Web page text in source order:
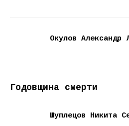
Окулов Александр
Годовщина смерти
Шуплецов Никита